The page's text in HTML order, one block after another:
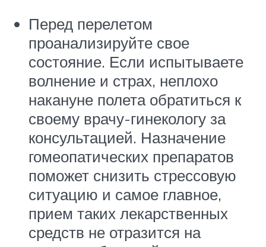
Перед перелетом
проанализируйте свое
состояние. Если испытываете
волнение и страх, неплохо
накануне полета обратиться к
своему врачу-гинекологу за
консультацией. Назначение
гомеопатических препаратов
поможет снизить стрессовую
ситуацию и самое главное,
прием таких лекарственных
средств не отразится на